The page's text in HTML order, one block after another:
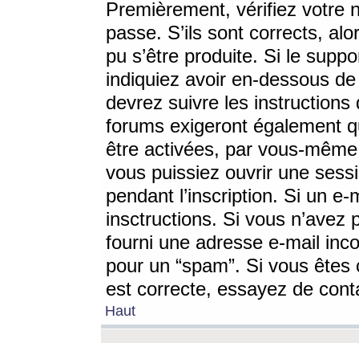
Premièrement, vérifiez votre
passe. S’ils sont corrects,
pu s’être produite. Si le
indiquiez avoir en-dessous
devrez suivre les
forums exigeront également
être activées, par vous-
vous puissiez ouvrir une
pendant l’inscription. Si un
insctructions. Si vous n’avez
fourni une adresse e-mail
pour un “spam”. Si vous
est correcte, essayez de
Haut